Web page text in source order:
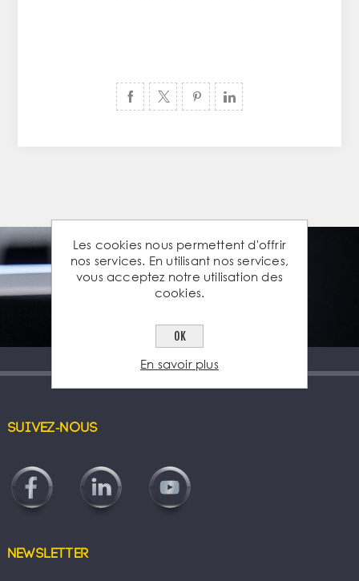
Suivez-nous
Newsletter
Les cookies nous permettent d'offrir
nos services. En utilisant nos services,
vous acceptez notre utilisation des
cookies.
OK
En savoir plus